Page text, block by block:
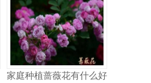
家庭种植蔷薇花有什么好